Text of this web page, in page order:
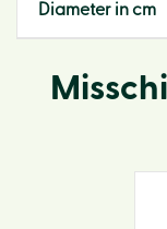
Diameter in cm